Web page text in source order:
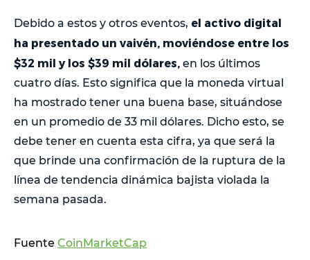
Debido a estos y otros eventos, el activo digital
ha presentado un vaivén, moviéndose entre los
$32 mil y los $39 mil dólares, en los últimos
cuatro días. Esto significa que la moneda virtual
ha mostrado tener una buena base, situándose
en un promedio de 33 mil dólares. Dicho esto, se
debe tener en cuenta esta cifra, ya que será la
que brinde una confirmación de la ruptura de la
línea de tendencia dinámica bajista violada la
semana pasada.
Fuente CoinMarketCap